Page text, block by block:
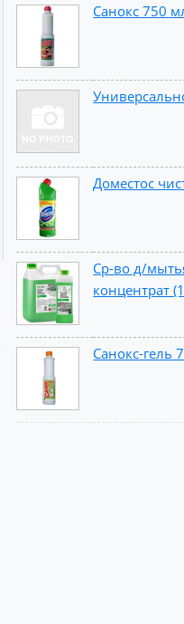
Санокс 750
Доместос
Ср-во д/
концентрат
Санокс-гель